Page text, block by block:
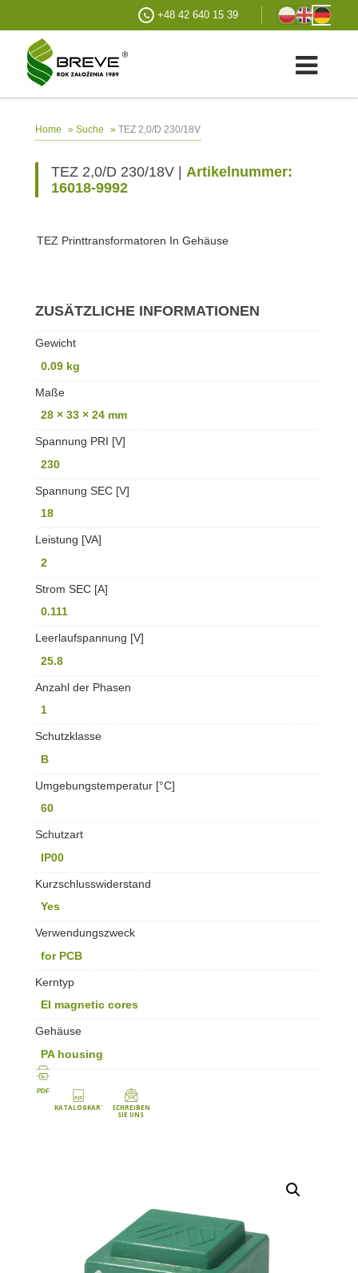
+48 42 640 15 39
Home » Suche » TEZ 2,0/D 230/18V
TEZ 2,0/D 230/18V | Artikelnummer:
16018-9992
TEZ Printtransformatoren In Gehäuse
ZUSÄTZLICHE INFORMATIONEN
Gewicht
0.09 kg
Maße
28 × 33 × 24 mm
Spannung PRI [V]
230
Spannung SEC [V]
18
Leistung [VA]
2
Strom SEC [A]
0.111
Leerlaufspannung [V]
25.8
Anzahl der Phasen
1
Schutzklasse
B
Umgebungstemperatur [°C]
60
Schutzart
IP00
Kurzschlusswiderstand
Yes
Verwendungszweck
for PCB
Kerntyp
EI magnetic cores
Gehäuse
PA housing
PDF
KATALOGKARTE
SCHREIBEN
SIE UNS